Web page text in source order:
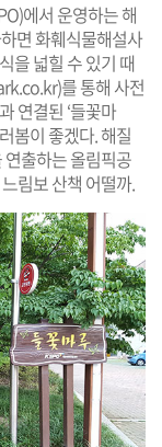
에서 운영하는 해
면 화훼식물해설사
을 넓힐 수 있기 때
)를 통해 사전
연결된 ‘들꽃마
봄이 좋겠다. 해질
출하는 올림픽공
림보 산책 어떨까.